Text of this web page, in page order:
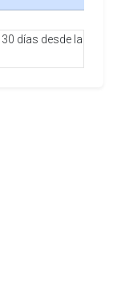
30 días desde la